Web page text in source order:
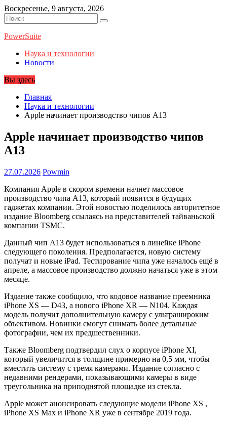
Перейти
к
содержимому
Воскресенье, 9 августа, 2026
PowerSuite
Наука и технологии
Новости
Вы здесь
Главная
Наука и технологии
Apple начинает производство чипов A13
Apple начинает производство чипов
A13
27.07.2026 Powmin
Компания Apple в скором времени начнет массовое
производство чипа A13, который появится в будущих
гаджетах компании. Этой новостью поделилось авторитетное
издание Bloomberg ссылаясь на представителей тайваньской
компании TSMC.
Данный чип A13 будет использоваться в линейке iPhone
следующего поколения. Предполагается, новую систему
получат и новые iPad. Тестирование чипа уже началось ещё в
апреле, а массовое производство должно начаться уже в этом
месяце.
Издание также сообщило, что кодовое название преемника
iPhone XS — D43, а нового iPhone XR — N104. Каждая
модель получит дополнительную камеру с ультрашироким
объективом. Новинки смогут снимать более детальные
фотографии, чем их предшественники.
Также Bloomberg подтвердил слух о корпусе iPhone XI,
который увеличится в толщине примерно на 0,5 мм, чтобы
вместить систему с тремя камерами. Издание согласно с
недавними рендерами, показывающими камеры в виде
треугольника на приподнятой площадке из стекла.
Apple может анонсировать следующие модели iPhone XS ,
iPhone XS Max и iPhone XR уже в сентябре 2019 года.